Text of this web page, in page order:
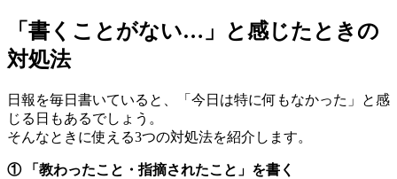
「書くことがない…」と感じたときの
対処法
日報を毎日書いていると、「今日は特に何もなかった」と感
じる日もあるでしょう。
そんなときに使える3つの対処法を紹介します。
① 「教わったこと・指摘されたこと」を書く